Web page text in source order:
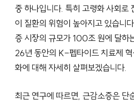
중 하나입니다. 특히 고령화 사회로
이 질환의 위험이 높아지고 있습니
증 시장의 규모가 100조 원에 달하
26년 동안의 K-펩타이드 치료제
화에 대해 자세히 살펴보겠습니다.
최근 연구에 따르면, 근감소증은 단